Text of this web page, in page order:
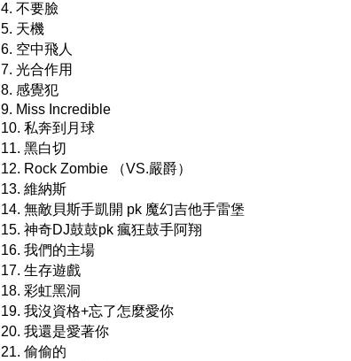
4. 不要臉
5. 天機
6. 空中飛人
7. 光合作用
8. 感覺犯
9. Miss Incredible
10. 私奔到月球
11. 黑白切
12. Rock Zombie （VS.嚴爵）
13. 維納斯
14. 無敵貝斯手凱開 pk 魔幻吉他手雷堡
15. 神奇DJ鼓鼓pk 瘋狂鼓手阿翔
16. 我們的主場
17. 生存遊戲
18. 彩虹黑洞
19. 我沒資格+忘了怎麼愛你
20. 我還是愛著你
21. 偷偷的